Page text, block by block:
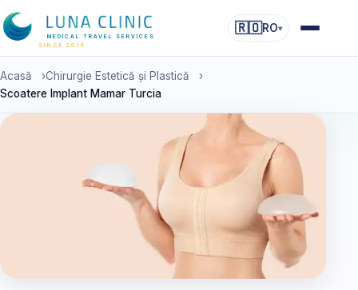
MEDICAL TRAVEL SERVICES
SINCE 2016
🇷🇴RO▾
Acasă ›Chirurgie Estetică și Plastică
›
Scoatere Implant Mamar Turcia